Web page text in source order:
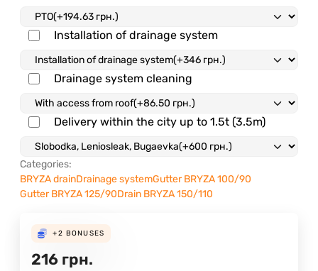
Installation of drainage system
Drainage system cleaning
Delivery within the city up to 1.5t (3.5m)
Categories:
BRYZA drainDrainage systemGutter BRYZA 100/90
Gutter BRYZA 125/90Drain BRYZA 150/110
+2 BONUSES
216 грн.